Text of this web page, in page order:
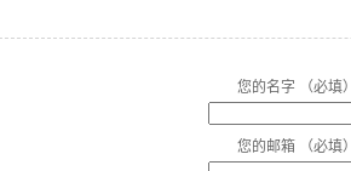
您的名字 （必填）
您的邮箱 （必填）